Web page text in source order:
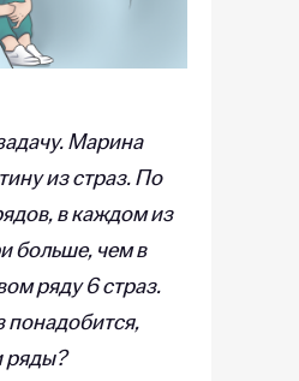
Марина
из страз. По
в каждом из
больше, чем в
ряду 6 страз.
понадобится,
ряды?